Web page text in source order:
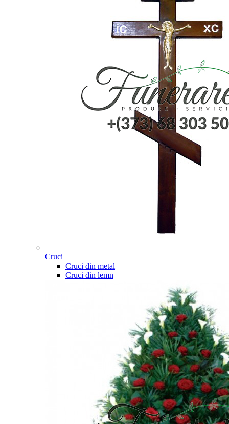
Cruci
Cruci din metal
Cruci din lemn